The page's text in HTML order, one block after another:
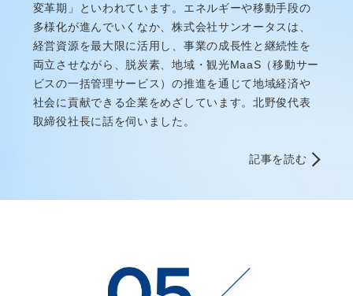
変革期」といわれています。エネルギーや移動手段の
多様化が進んでいくなか、株式会社サンオータスは、
経営資源を最大限に活用し、事業の成長性と継続性を
両立させながら、脱炭素、地域・観光MaaS（移動サー
ビスの一括管理サービス）の推進を通じて地域経済や
社会に貢献できる企業をめざしています。北野俊代表
取締役社長に話を伺いました。
記事を読む